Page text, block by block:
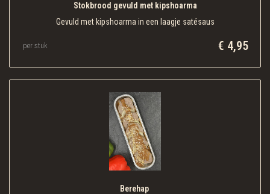
Stokbrood gevuld met kipshoarma
Gevuld met kipshoarma in een laagje satésaus
€ 4,95
per stuk
Berehap